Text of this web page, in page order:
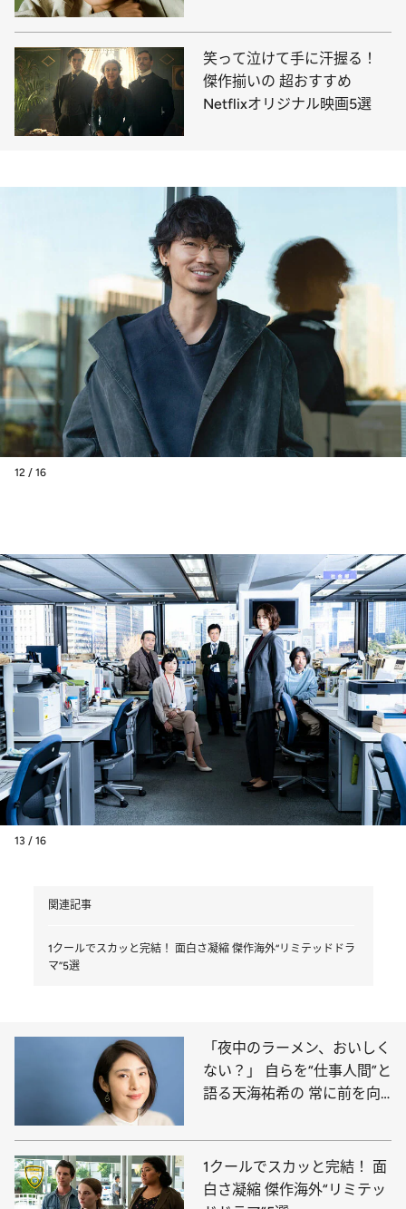
笑って泣けて手に汗握る！
傑作揃いの 超おすすめ
Netflixオリジナル映画5選
12 / 16
13 / 16
関連記事
1クールでスカッと完結！ 面白さ凝縮 傑作海外“リミテッドドラ
マ”5選
「夜中のラーメン、おいしく
ない？」 自らを“仕事人間”と
語る天海祐希の 常に前を向
1クールでスカッと完結！ 面
白さ凝縮 傑作海外“リミテッ